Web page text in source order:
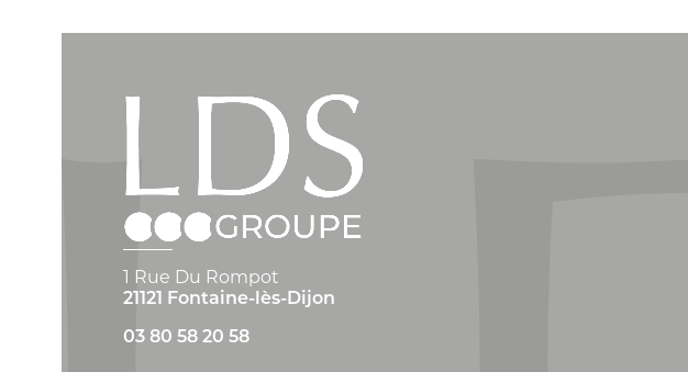
1 Rue Du Rompot
21121 Fontaine-lès-Dijon
03 80 58 20 58